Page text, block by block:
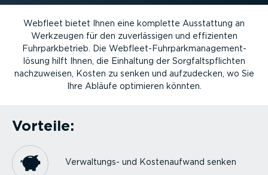
Webfleet bietet Ihnen eine komplette Ausstattung an
Werkzeugen für den zuver­läs­sigen und effizienten
Fuhrpark­be­trieb. Die Webfleet-Fuhr­park­ma­nage­ment­
lösung hilft Ihnen, die Einhaltung der Sorgfalts­pflichten
nachzu­weisen, Kosten zu senken und aufzudecken, wo Sie
Ihre Abläufe optimieren könnten.
Vorteile:
Verwal­tungs- und Kosten­aufwand senken